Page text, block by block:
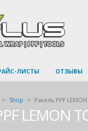
ЛИСТЫ ОТЗЫВЫ
> Shop > Ракель PPF
LEMON